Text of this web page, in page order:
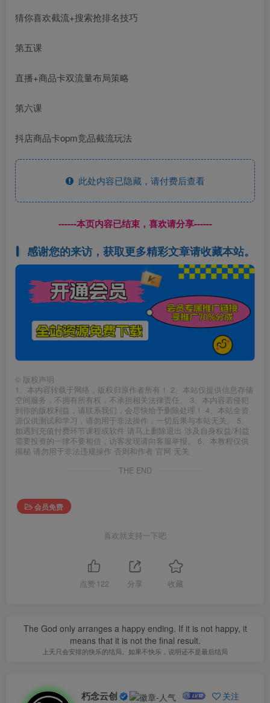
猜你喜欢截流+搜索抢排名技巧
第五课
直播+商品卡双流量布局策略
第六课
抖店商品卡opm竞品截流玩法
此处内容已隐藏，请付费后查看
------本页内容已结束，喜欢请分享------
感谢您的来访，获取更多精彩文章请收藏本站。
© 版权声明
1、本内容转载于网络，版权归原作者所有！ 2、本站仅提供信息存储
空间服务，不拥有所有权，不承担相关法律责任。 3、本内容若侵犯
到你的版权利益，请联系我们，会尽快给予删除处理！ 4、本站全资
源仅供测试和学习，请勿用于非法操作，一切后果与本站无关。 5、
如遇到充值付费环节课程或软件 请马上删除退出 涉及自身权益/利益
需要投资的一律不要相信，访客发现请向客服举报。 6、本教程仅供
揭秘 请勿用于非法违规操作 否则和作者 官网 无关
THE END
会员免费
喜欢就支持一下吧
点赞 122 分享 收藏
The God only arranges a happy ending. If it is not happy, it
means that it is not the final result.
上天只会安排的快乐的结局。如果不快乐，说明还不是最后结局
朽念云创 关注